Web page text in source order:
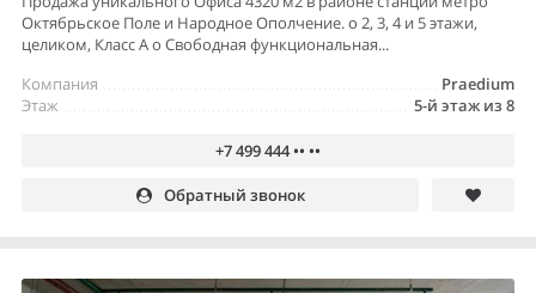
Октябрьское Поле и Народное Ополчение. o 2, 3, 4 и 5 этажи,
целиком, Класс А o Свободная функциональная...
Praedium
Компания
5-й этаж из 8
Этаж
+7 499 444 •• ••
Обратный звонок